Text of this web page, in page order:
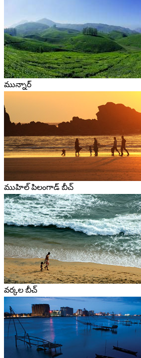
మున్నార్‌
ముహిల్ పిలంగాడ్ బీచ్
వర్కల బీచ్